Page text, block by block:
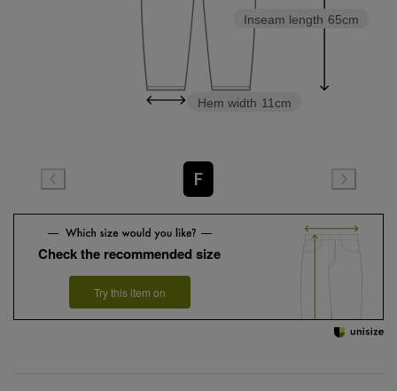
Inseam length 65cm
Hem width 11cm
F
Check the recommended size
Try this item on